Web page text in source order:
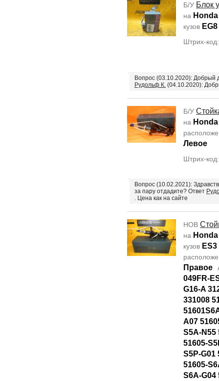
Б/У Блок
на
кузов EG8
Штрих-
Вопрос (03.10.2020): Добрый
Рудольф К. (04.10.2020):
Б/У
на
Левое
Штрих-
Вопрос (10.02.2021):
за пару отдадите? Ответ
. Цена как на сайте
НОВ
на
кузов ES3
Правое
049FR-
G16-A
331008
A07
S5A-N55
51605-
S5P-G01
51605-
S6A-G04